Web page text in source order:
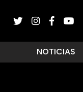
NOTICIAS